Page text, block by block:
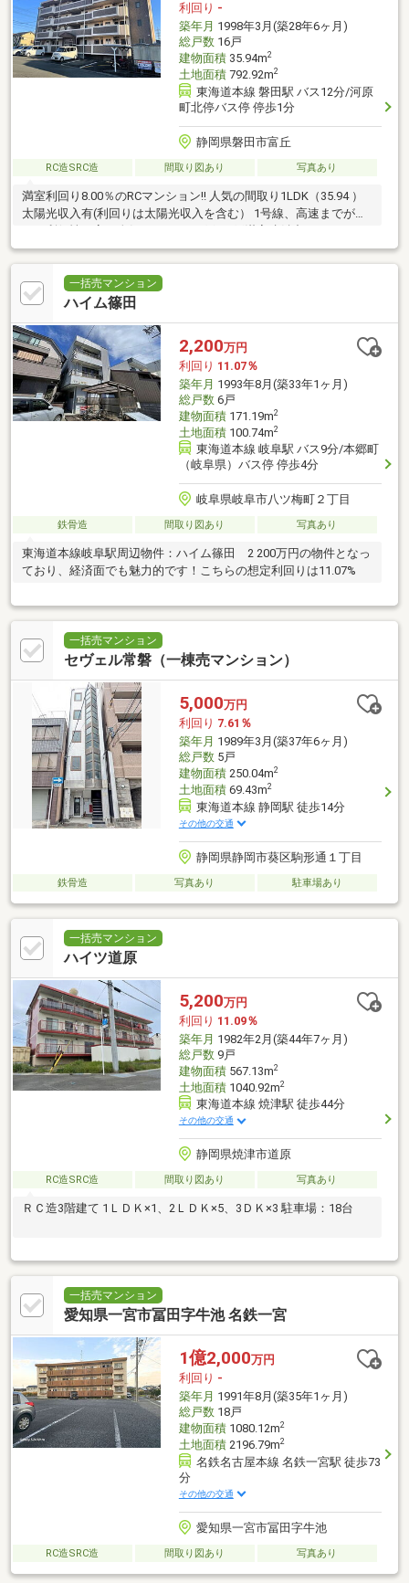
利回り -
築年月 1998年3月(築28年6ヶ月)
総戸数16戸
建物面積35.94m2
土地面積792.92m2
東海道本線 磐田駅 バス12分/河原
町北停バス停 停歩1分
静岡県磐田市富丘
RC造SRC造 間取り図あり 写真あり
満室利回り8.00％のRCマンション!! 人気の間取り1LDK（35.94 ）
太陽光収入有(利回りは太陽光収入を含む） 1号線、高速までが近
く、利便性が高い人気のエリア 16戸/16戸満室稼働中
一括売マンション
ハイム篠田
2,200万円
利回り 11.07％
築年月 1993年8月(築33年1ヶ月)
総戸数6戸
建物面積171.19m2
土地面積100.74m2
東海道本線 岐阜駅 バス9分/本郷町
（岐阜県）バス停 停歩4分
岐阜県岐阜市八ツ梅町２丁目
鉄骨造 間取り図あり 写真あり
東海道本線岐阜駅周辺物件：ハイム篠田 2 200万円の物件となっ
ており、経済面でも魅力的です！こちらの想定利回りは11.07%
一括売マンション
セヴェル常磐（一棟売マンション）
5,000万円
利回り 7.61％
築年月 1989年3月(築37年6ヶ月)
総戸数5戸
建物面積250.04m2
土地面積69.43m2
東海道本線 静岡駅 徒歩14分
その他の交通
静岡県静岡市葵区駒形通１丁目
鉄骨造 写真あり 駐車場あり
一括売マンション
ハイツ道原
5,200万円
利回り 11.09％
築年月 1982年2月(築44年7ヶ月)
総戸数9戸
建物面積567.13m2
土地面積1040.92m2
東海道本線 焼津駅 徒歩44分
その他の交通
静岡県焼津市道原
RC造SRC造 間取り図あり 写真あり
ＲＣ造3階建て 1ＬＤＫ×1、2ＬＤＫ×5、3ＤＫ×3 駐車場：18台
一括売マンション
愛知県一宮市冨田字牛池 名鉄一宮
1億2,000万円
利回り -
築年月 1991年8月(築35年1ヶ月)
総戸数18戸
建物面積1080.12m2
土地面積2196.79m2
名鉄名古屋本線 名鉄一宮駅 徒歩73
分
その他の交通
愛知県一宮市冨田字牛池
RC造SRC造 間取り図あり 写真あり